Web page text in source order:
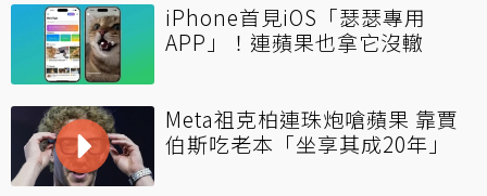
iPhone首見iOS「瑟瑟專用
APP」！連蘋果也拿它沒轍
Meta祖克柏連珠炮嗆蘋果 靠賈
伯斯吃老本「坐享其成20年」